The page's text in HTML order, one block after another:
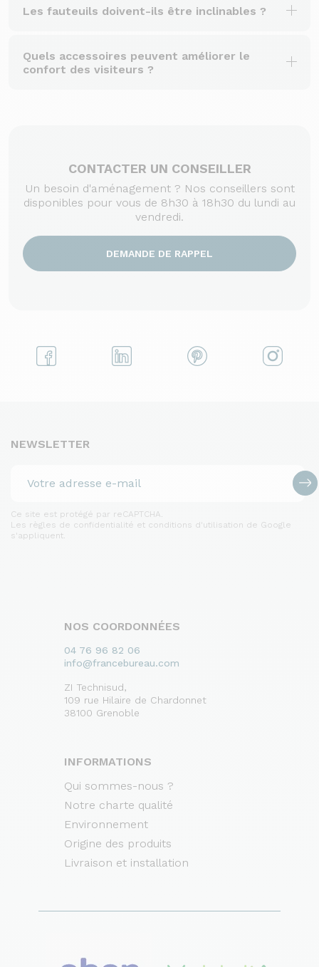
Les fauteuils doivent-ils être inclinables ?
Quels accessoires peuvent améliorer le
confort des visiteurs ?
CONTACTER UN CONSEILLER
Un besoin d'aménagement ? Nos conseillers sont
disponibles pour vous de 8h30 à 18h30 du lundi au
vendredi.
DEMANDE DE RAPPEL
NEWSLETTER
Ce site est protégé par reCAPTCHA.
Les règles de confidentialité et conditions d'utilisation de Google
s'appliquent.
NOS COORDONNÉES
04 76 96 82 06
info@francebureau.com
ZI Technisud,
109 rue Hilaire de Chardonnet
38100 Grenoble
INFORMATIONS
Qui sommes-nous ?
Notre charte qualité
Environnement
Origine des produits
Livraison et installation